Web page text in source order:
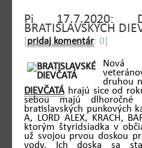
Pi 17.7.2020:
BRATISLAVSKÝCH
pridaj komentár: 0]
Nová
druhou
DIEVČATÁhrajú sice od
sebou majú dlhoročné
bratislavských punkových
A, LORD ALEX, KRACH,
ktorým štyridsiadka v
už svojou prvou doskou
vody. Ich doska sa